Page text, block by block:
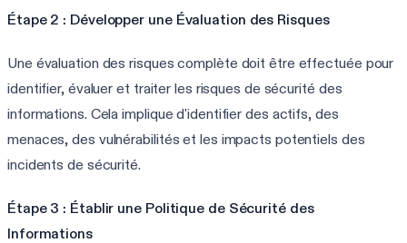
Étape 2 : Développer une Évaluation des Risques
Une évaluation des risques complète doit être effectuée pour
identifier, évaluer et traiter les risques de sécurité des
informations. Cela implique d'identifier des actifs, des
menaces, des vulnérabilités et les impacts potentiels des
incidents de sécurité.
Étape 3 : Établir une Politique de Sécurité des
Informations